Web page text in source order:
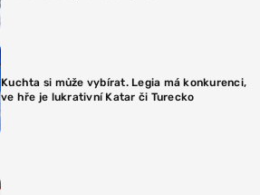
Kuchta si může vybírat. Legia má konkurenci,
ve hře je lukrativní Katar či Turecko